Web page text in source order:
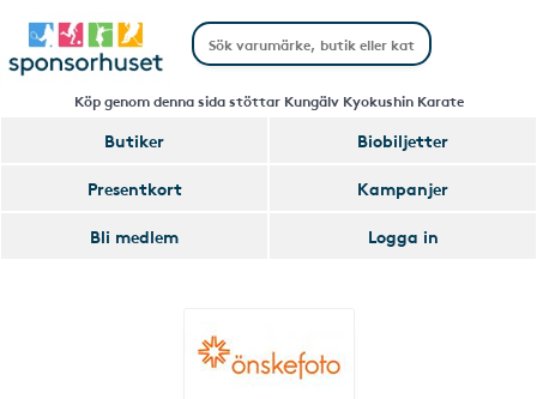
Köp genom denna sida stöttar Kungälv Kyokushin Karate
Butiker
Biobiljetter
Presentkort
Kampanjer
Bli medlem
Logga in